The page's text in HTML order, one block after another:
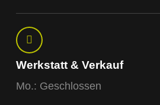
Werkstatt & Verkauf
Mo.: Geschlossen